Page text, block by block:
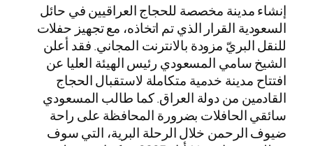
إنشاء مدينة مخصصة للحجاج العراقيين في حائل
السعودية القرار الذي تم اتخاذه، مع تجهيز حفلات
للنقل البريّ مزودة بالانترنت المجاني. فقد أعلن
الشيخ سامي المسعودي رئيس الهيئة العليا عن
افتتاح مدينة خدمية متكاملة لاستقبال الحجاج
القادمين من دولة العراق. كما طالب المسعودي
سائقي الحافلات بضرورة المحافظة على راحة
ضيوف الرحمن خلال الرحلة البرية، التي سوف